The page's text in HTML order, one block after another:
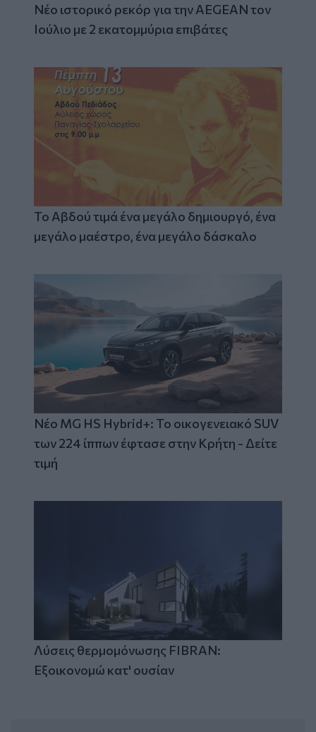
Νέο ιστορικό ρεκόρ για την AEGEAN τον
Ιούλιο με 2 εκατομμύρια επιβάτες
Το Αβδού τιμά ένα μεγάλο δημιουργό, ένα
μεγάλο μαέστρο, ένα μεγάλο δάσκαλο
Νέο MG HS Hybrid+: Το οικογενειακό SUV
των 224 ίππων έφτασε στην Κρήτη - Δείτε
τιμή
Λύσεις θερμομόνωσης FIBRAN:
Εξοικονομώ κατ' ουσίαν